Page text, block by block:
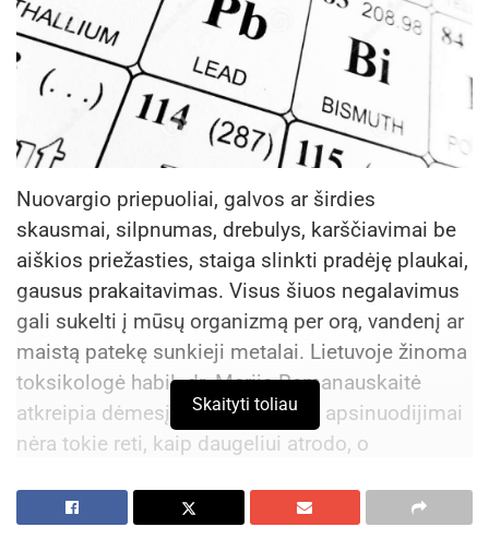
Nuovargio priepuoliai, galvos ar širdies
skausmai, silpnumas, drebulys, karščiavimai be
aiškios priežasties, staiga slinkti pradėję plaukai,
gausus prakaitavimas. Visus šiuos negalavimus
gali sukelti į mūsų organizmą per orą, vandenį ar
maistą patekę sunkieji metalai. Lietuvoje žinoma
toksikologė habil. dr. Marija Ramanauskaitė
atkreipia dėmesį, kad šios rūšies apsinuodijimai
nėra tokie reti, kaip daugeliui atrodo, o
būti atsakingesniems su atliekomis, kurios gali
Skaityti toliau